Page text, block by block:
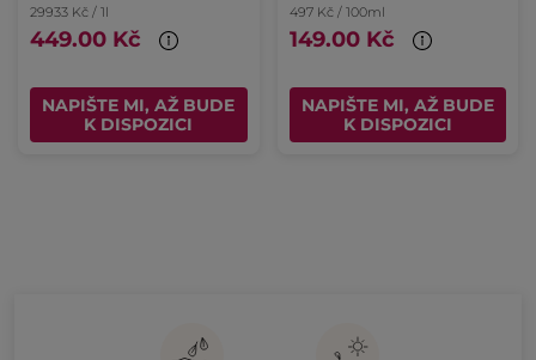
29933 Kč / 1l
449.00 Kč
NAPIŠTE MI, AŽ BUDE
K DISPOZICI
497 Kč / 100ml
149.00 Kč
NAPIŠTE MI, AŽ BUDE
K DISPOZICI